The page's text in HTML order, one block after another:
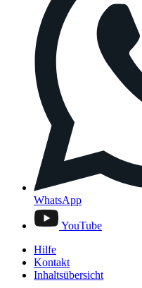
WhatsApp
YouTube
Hilfe
Kontakt
Inhaltsübersicht